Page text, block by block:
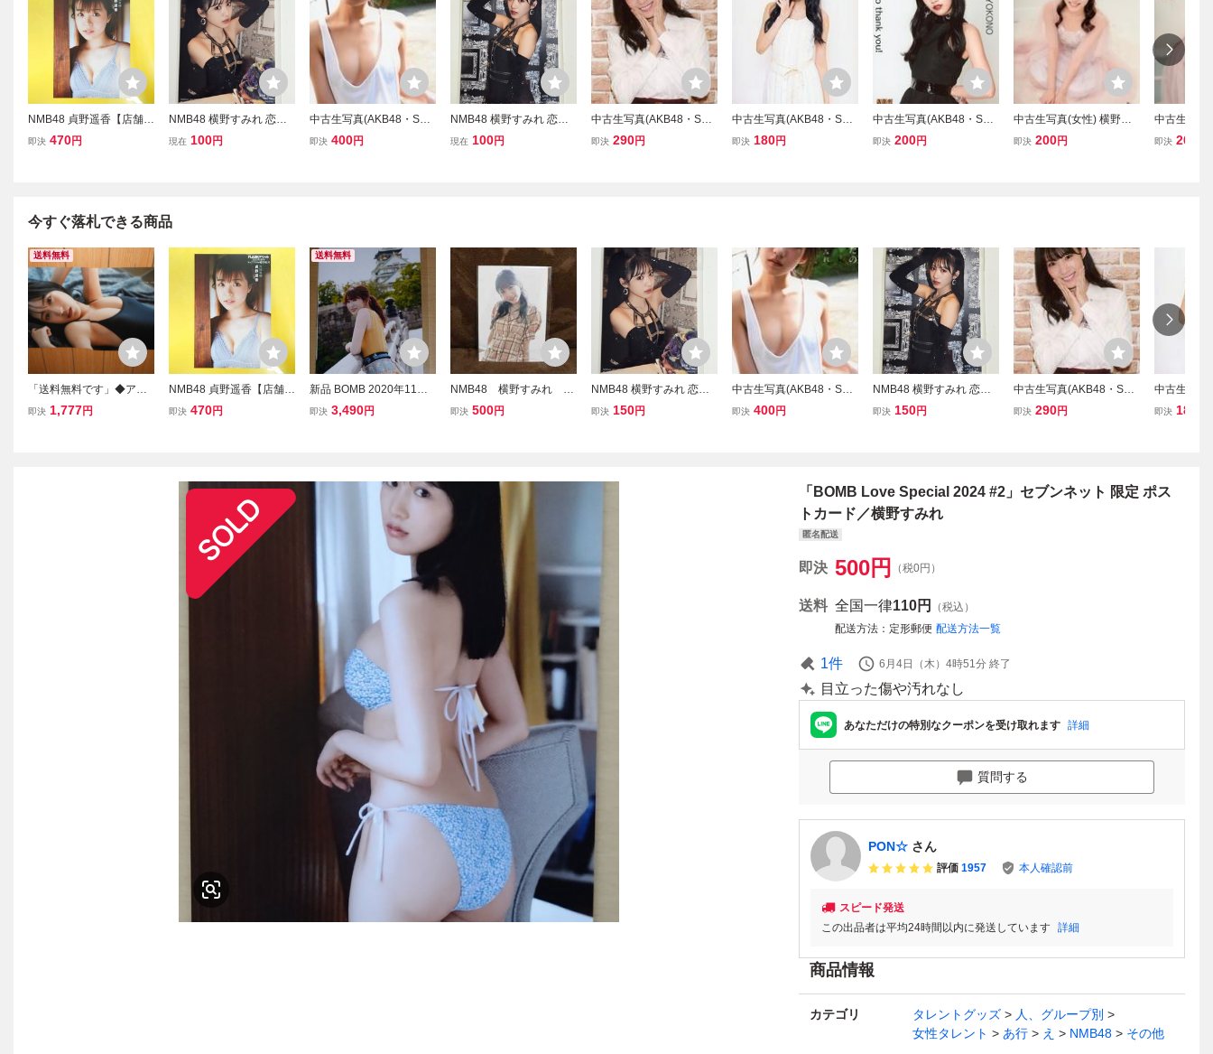
NMB48 貞野遥香【店舗特
典 ポストカード】FLASH
即決 470円
NMB48 横野すみれ 恋な
んてNo thank you! 通常盤
現在 100円
中古生写真(AKB48・SKE
48) 横野すみれ/DVD・Blu
即決 400円
NMB48 横野すみれ 恋な
んてNo thank you! 通常盤
現在 100円
中古生写真(AKB48・SKE
48) 横野すみれ/AKB48Gr
即決 290円
中古生写真(AKB48・SKE
48) B：B：横野すみれ/20
即決 180円
中古生写真(AKB48・SKE
48) 横野すみれ/YR-1097/
即決 200円
中古生写真(女性) 横野す
みれ/2025年巳年ブロマイ
即決 200円
中古生写真
みれ/2025
即決 200
今すぐ落札できる商品
送料無料
「送料無料です」◆アイ
ドル NMB48 横野すみ
即決 1,777円
NMB48 貞野遥香【店舗特
典 ポストカード】FLASH
即決 470円
送料無料
新品 BOMB 2020年11月
号 NMB48 生写真 ３枚セ
即決 3,490円
NMB48 横野すみれ 23
rd シングル だってだって
即決 500円
NMB48 横野すみれ 恋な
んてNo thank you! 通常盤
即決 150円
中古生写真(AKB48・SKE
48) 横野すみれ/DVD・Blu
即決 400円
NMB48 横野すみれ 恋な
んてNo thank you! 通常盤
即決 150円
中古生写真(AKB48・SKE
48) 横野すみれ/AKB48Gr
即決 290円
中古生写真
48) B：B：
即決 180
「BOMB Love Special 2024 #2」セブンネット 限定 ポス
トカード／横野すみれ
匿名配送
即決 500円 （税0円）
送料 全国一律110円
（税込）
配送方法
定形郵便 配送方法一覧
1件 6月4日（木）4時51分 終了
目立った傷や汚れなし
あなただけの特別なクーポンを受け取れます 詳細
質問する
PON☆ さん
評価 1957 本人確認前
スピード発送
この出品者は平均24時間以内に発送しています 詳細
商品情報
カテゴリ タレントグッズ
人、グループ別
女性タレント
あ行 え NMB48 その他